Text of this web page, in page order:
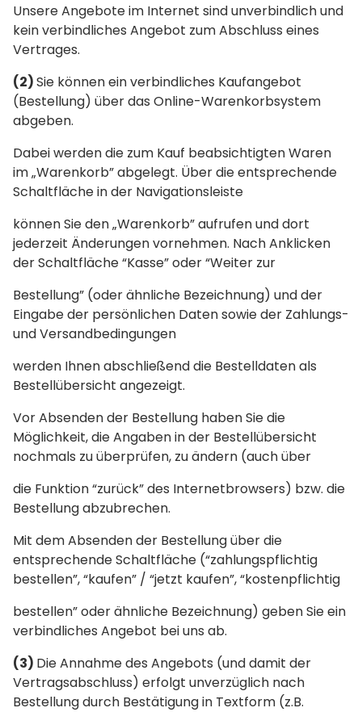
Unsere Angebote im Internet sind unverbindlich und
kein verbindliches Angebot zum Abschluss eines
Vertrages.
(2)Sie können ein verbindliches Kaufangebot
(Bestellung) über das Online-Warenkorbsystem
abgeben.
Dabei werden die zum Kauf beabsichtigten Waren
im „Warenkorb” abgelegt. Über die entsprechende
Schaltfläche in der Navigationsleiste
können Sie den „Warenkorb” aufrufen und dort
jederzeit Änderungen vornehmen. Nach Anklicken
der Schaltfläche “Kasse” oder “Weiter zur
Bestellung” (oder ähnliche Bezeichnung) und der
Eingabe der persönlichen Daten sowie der Zahlungs-
und Versandbedingungen
werden Ihnen abschließend die Bestelldaten als
Bestellübersicht angezeigt.
Vor Absenden der Bestellung haben Sie die
Möglichkeit, die Angaben in der Bestellübersicht
nochmals zu überprüfen, zu ändern (auch über
die Funktion “zurück” des Internetbrowsers) bzw. die
Bestellung abzubrechen.
Mit dem Absenden der Bestellung über die
entsprechende Schaltfläche (“zahlungspflichtig
bestellen”, “kaufen” / “jetzt kaufen”, “kostenpflichtig
bestellen” oder ähnliche Bezeichnung) geben Sie ein
verbindliches Angebot bei uns ab.
(3) Die Annahme des Angebots (und damit der
Vertragsabschluss) erfolgt unverzüglich nach
Bestellung durch Bestätigung in Textform (z.B.